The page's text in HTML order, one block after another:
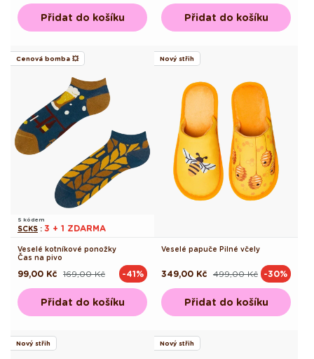
Přidat do košíku Přidat do košíku
Cenová bomba 💥
S kódem
SCKS : 3 + 1 ZDARMA
Veselé kotníkové ponožky
Čas na pivo
Běžná
169,00 Kč
Výprodejová
99,00 Kč -41%
Přidat do košíku
Nový střih
Veselé papuče Pilné včely
Běžná
499,00 Kč
Výprodejová
349,00 Kč -30%
Přidat do košíku
Nový střih Nový střih